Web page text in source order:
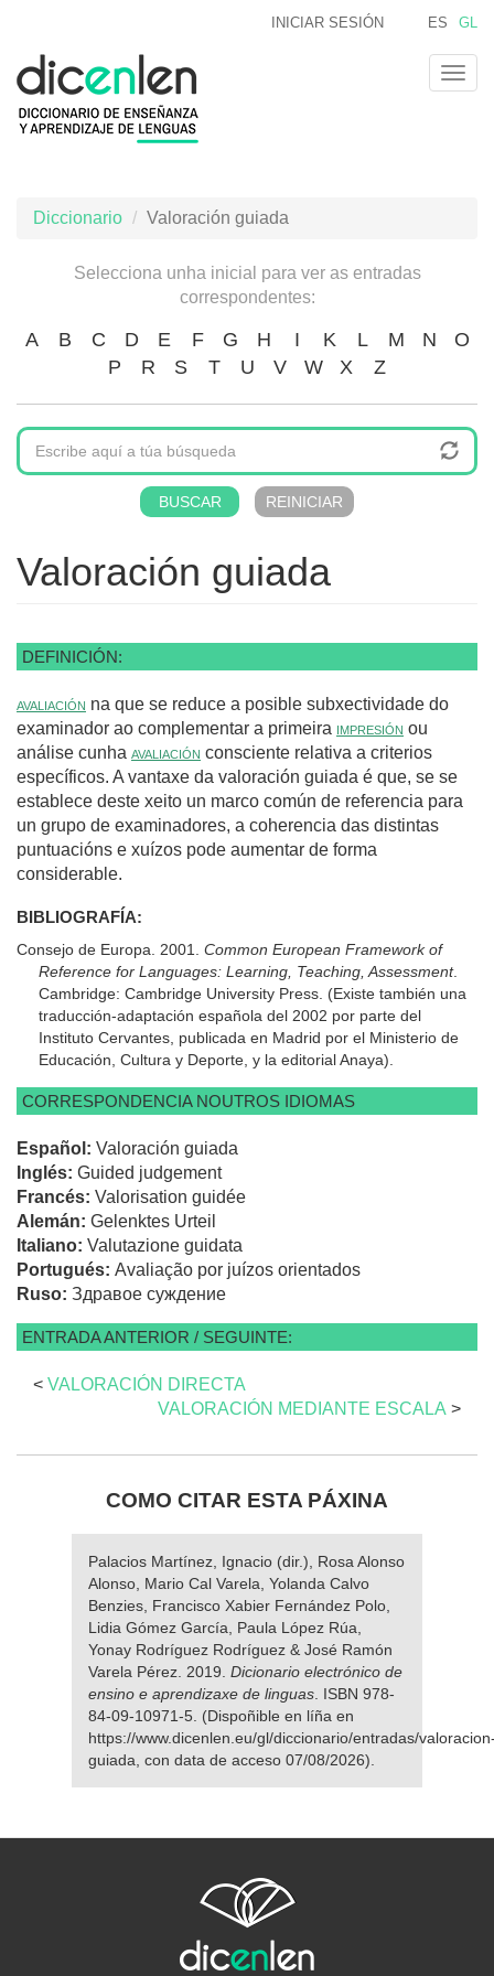
contido
principal
ES GL
INICIAR SESIÓN
Diccionario Valoración guiada
Selecciona unha inicial para ver as entradas
correspondentes:
A B C D E F G H I K L M N
O
P
R S T U V W X Z
Valoración guiada
DEFINICIÓN:
avaliación na que se reduce a posible subxectividade do
examinador ao complementar a primeira impresión ou
análise cunha avaliación consciente relativa a criterios
específicos. A vantaxe da valoración guiada é que, se se
establece deste xeito un marco común de referencia para
un grupo de examinadores, a coherencia das distintas
puntuacións e xuízos pode aumentar de forma
considerable.
BIBLIOGRAFÍA:
Consejo de Europa. 2001. Common European Framework of
Reference for Languages: Learning, Teaching, Assessment.
Cambridge: Cambridge University Press. (Existe también una
traducción-adaptación española del 2002 por parte del
Instituto Cervantes, publicada en Madrid por el Ministerio de
Educación, Cultura y Deporte, y la editorial Anaya).
CORRESPONDENCIA NOUTROS IDIOMAS
Español: Valoración guiada
Inglés: Guided judgement
Francés: Valorisation guidée
Alemán: Gelenktes Urteil
Italiano: Valutazione guidata
Portugués: Avaliação por juízos orientados
Ruso: Здравое суждение
ENTRADA ANTERIOR / SEGUINTE:
< VALORACIÓN DIRECTA
VALORACIÓN MEDIANTE ESCALA >
COMO CITAR ESTA PÁXINA
Palacios Martínez, Ignacio (dir.), Rosa Alonso
Alonso, Mario Cal Varela, Yolanda Calvo
Benzies, Francisco Xabier Fernández Polo,
Lidia Gómez García, Paula López Rúa,
Yonay Rodríguez Rodríguez & José Ramón
Varela Pérez. 2019. Dicionario electrónico de
ensino e aprendizaxe de linguas . ISBN 978-
84-09-10971-5. (Dispoñible en líña en
https://www.dicenlen.eu/gl/diccionario/entradas/
guiada, con data de acceso 07/08/2026).